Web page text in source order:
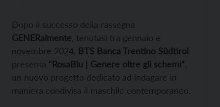
Dopo il successo della rassegna
GENERalmente , tenutasi tra gennaio e
novembre 2024, BTS Banca Trentino Südtirol
presenta “RosaBlu | Genere oltre gli schemi”
un nuovo progetto dedicato ad indagare in
maniera condivisa il maschile contemporaneo.